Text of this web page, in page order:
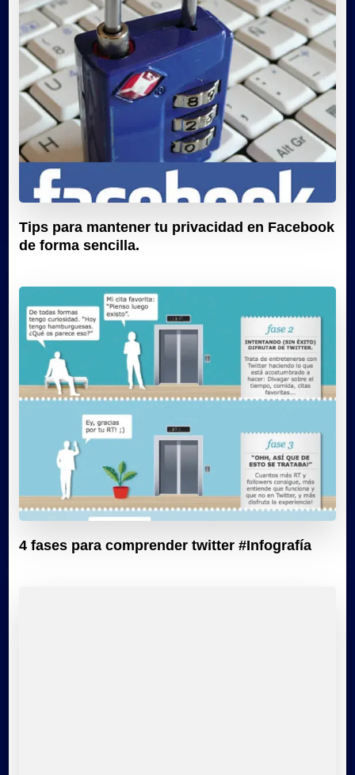
Tips para mantener tu privacidad en Facebook
de forma sencilla.
4 fases para comprender twitter #Infografía